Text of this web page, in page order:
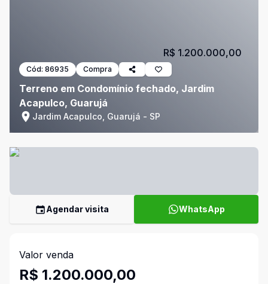
Cód: 86935 Compra
Terreno em Condomínio fechado, Jardim
Acapulco, Guarujá
Jardim Acapulco, Guarujá - SP
R$ 1.200.000,00
Agendar visita WhatsApp
Valor venda
R$ 1.200.000,00